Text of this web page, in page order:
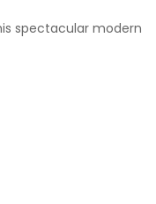
spectacular modern